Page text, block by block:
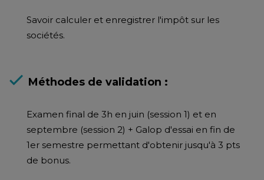
Savoir calculer et enregistrer l'impôt sur les
sociétés.
Méthodes de validation :
Examen final de 3h en juin (session 1) et en
septembre (session 2) + Galop d'essai en fin de
1er semestre permettant d'obtenir jusqu'à 3 pts
de bonus.